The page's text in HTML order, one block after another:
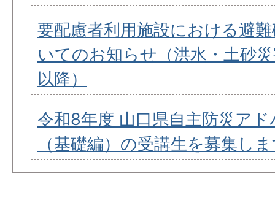
要配慮者利用施設における避
いてのお知らせ（洪水・土砂
以降）
令和8年度 山口県自主防災ア
（基礎編）の受講生を募集し